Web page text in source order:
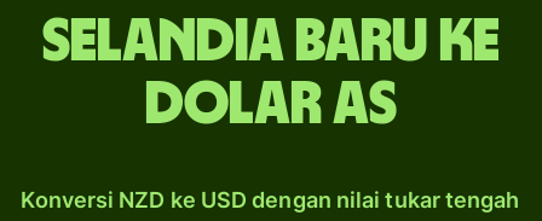
Selandia Baru ke
dolar AS
Konversi NZD ke USD dengan nilai tukar tengah